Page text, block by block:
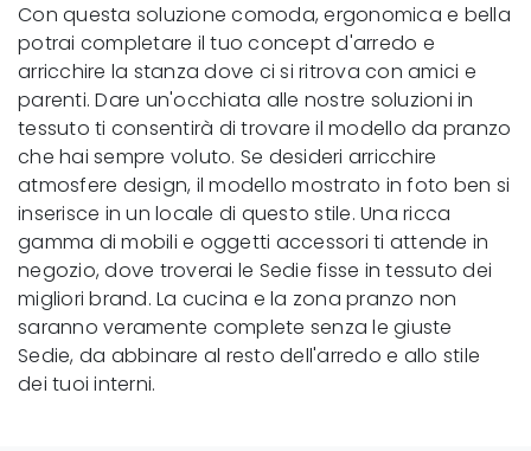
Con questa soluzione comoda, ergonomica e bella
potrai completare il tuo concept d'arredo e
arricchire la stanza dove ci si ritrova con amici e
parenti. Dare un'occhiata alle nostre soluzioni in
tessuto ti consentirà di trovare il modello da pranzo
che hai sempre voluto. Se desideri arricchire
atmosfere design, il modello mostrato in foto ben si
inserisce in un locale di questo stile. Una ricca
gamma di mobili e oggetti accessori ti attende in
negozio, dove troverai le Sedie fisse in tessuto dei
migliori brand. La cucina e la zona pranzo non
saranno veramente complete senza le giuste
Sedie, da abbinare al resto dell'arredo e allo stile
dei tuoi interni.